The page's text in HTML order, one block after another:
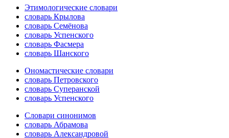
Этимологические словари
словарь Крылова
словарь Семёнова
словарь Успенского
словарь Фасмера
словарь Шанского
Ономастические словари
словарь Петровского
словарь Суперанской
словарь Успенского
Словари синонимов
словарь Абрамова
словарь Александровой